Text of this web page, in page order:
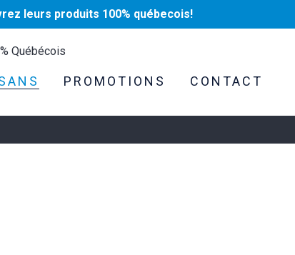
leurs produits 100% québecois!
Québécois
PROMOTIONS CONTACT